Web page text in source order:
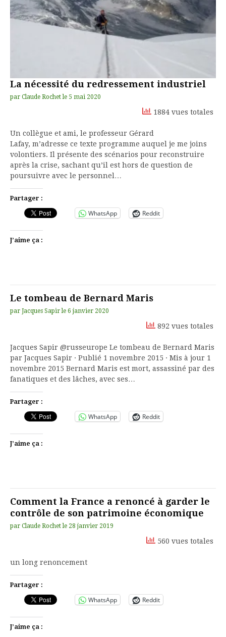
La nécessité du redressement industriel
par Claude Rochet le 5 mai 2020
1884 vues totales
Un collègue et ami, le professeur Gérard
Lafay, m’adresse ce texte programme auquel je me joins
volontiers. Il présente des scénarios pour reconstruire
après la crise, sachant qu’il est hors de question de
poursuivre avec le personnel…
Partager :
WhatsApp Reddit
J’aime ça :
Le tombeau de Bernard Maris
par Jacques Sapir le 6 janvier 2020
892 vues totales
Jacques Sapir‏ @russeurope Le tombeau de Bernard Maris
par Jacques Sapir · Publié 1 novembre 2015 · Mis à jour 1
novembre 2015 Bernard Maris est mort, assassiné par des
fanatiques et des lâches, avec ses…
Partager :
WhatsApp Reddit
J’aime ça :
Comment la France a renoncé à garder le
contrôle de son patrimoine économique
par Claude Rochet le 28 janvier 2019
560 vues totales
un long renoncement
Partager :
WhatsApp Reddit
J’aime ça :